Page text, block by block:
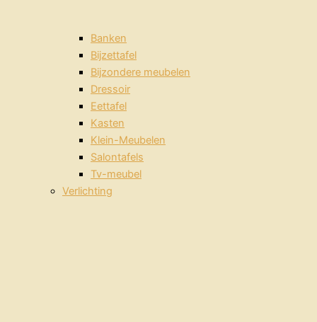
Banken
Bijzettafel
Bijzondere meubelen
Dressoir
Eettafel
Kasten
Klein-Meubelen
Salontafels
Tv-meubel
Verlichting